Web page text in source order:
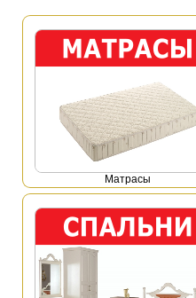
Mатрасы